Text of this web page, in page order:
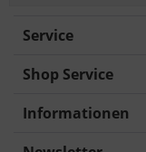
Service
Shop Service
Informationen